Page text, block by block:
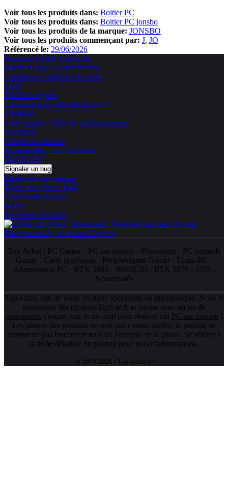
Voir tous les produits dans: Boitier PC
Voir tous les produits dans: Boitier PC jonsbo
Voir tous les produits de la marque: JONSBO
Voir tous les produits commençant par: J JO
Référencé le: 29/06/2026
Pourquoi choisir TopAchat
Besoin d'aide ? Contacte nous
Conditions Générales de vente
CGU
Mentions légales
Comment sont collectés les avis ?
Livraison
Code promo / Offre de remboursement
Vie Privée
Cookies et trackers
Accessibilité : non conforme
Plan du site
Signaler un bug
Recherche par marque
Toutes nos ventes flash
Nouveautés du jour
Soldes
Paiements sécurisés
Top Achat : PC Gamer- PC sur mesure - Processeur- PC portable
Gamer - Carte graphique - Périphériques Gamer - Ecran PC -
Alimentation PC - RTX 5080 - 9800X3D - RTX 5070 - SSD -
Nouveautés
TopAchat, site de vente en ligne spécialiste en informatique. Nous te
proposons des produits high-tech et gamer avec un tas de
nouveautés chaque jour et un outil pour réaliser ton PC sur mesure !
Les photos des produits ne sont pas contractuelles; le produit ne
comprend pas forcément tous les éléments de la photo. Se référer à
la fiche détaillée du produit pour plus d'informations.
© 1999-2026 / Top Achat @